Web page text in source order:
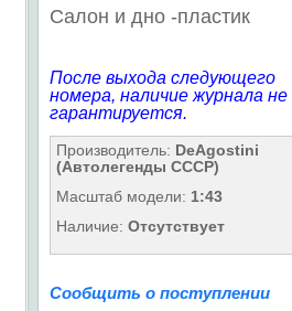
Салон и дно -пластик
После выхода следующего
номера, наличие журнала не
гарантируется.
Производитель: DeAgostini
(Автолегенды СССР)
Масштаб модели: 1:43
Наличие: Отсутствует
Сообщить о поступлении